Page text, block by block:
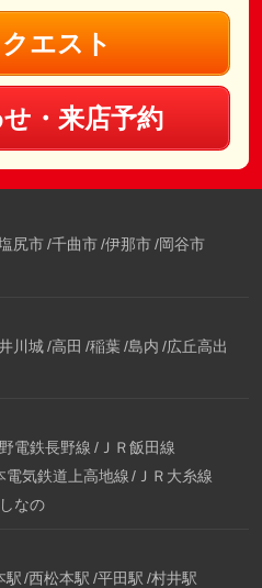
エスト
・来店予約
尻市 千曲市 伊那市 岡谷市
川城 高田 稲葉 島内 広丘高出
電鉄長野線 ＪＲ飯田線
電気鉄道上高地線
ＪＲ大糸線
なの
駅 西松本駅 平田駅 村井駅